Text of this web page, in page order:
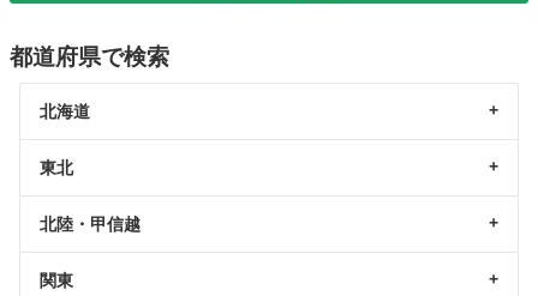
都道府県で検索
北海道
東北
北陸・甲信越
関東